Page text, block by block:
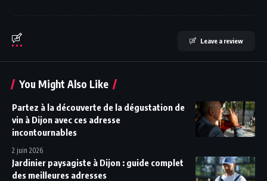
Leave a review
You Might Also Like
Partez à la découverte de la dégustation de
vin à Dijon avec ces adresse
incontournables
2 juin 2026
Jardinier paysagiste à Dijon : guide complet
des meilleures adresses